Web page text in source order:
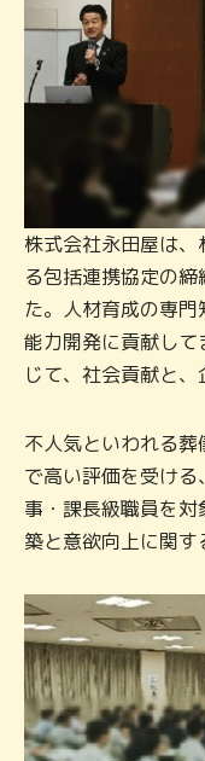
株式会社永田屋は
る包括連携協定の
た。人材育成の専
能力開発に貢献し
じて、社会貢献と、
不人気といわれる
で高い評価を受け
事・課長級職員を
築と意欲向上に関